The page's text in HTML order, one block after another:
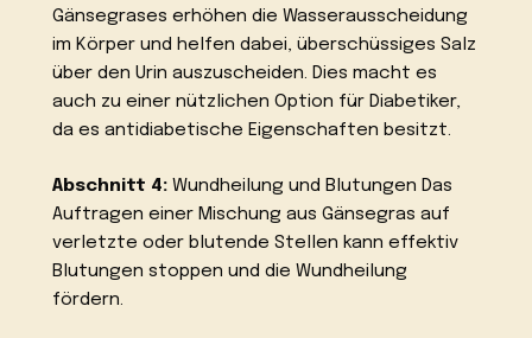
Gänsegrases erhöhen die Wasserausscheidung
im Körper und helfen dabei, überschüssiges Salz
über den Urin auszuscheiden. Dies macht es
auch zu einer nützlichen Option für Diabetiker,
da es antidiabetische Eigenschaften besitzt.
Abschnitt 4: Wundheilung und Blutungen Das
Auftragen einer Mischung aus Gänsegras auf
verletzte oder blutende Stellen kann effektiv
Blutungen stoppen und die Wundheilung
fördern.